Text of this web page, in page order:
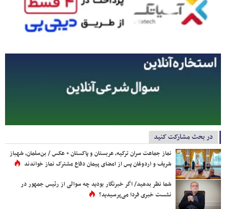
در بحث مشارکت کنید
نماز جماعت سران ترکیه، عربستان و پاکستان + عکس / بن‌سلمان، شهباز
شریف و اردوغان پس از امضای پیمان دفاع مشترک نماز خواندند
شما نظر بدهید/ اگر خبرنگار بودید چه سوالی از رئیس جمهور در
نشست خبری فردا می‌پرسیدید؟